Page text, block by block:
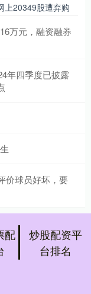
上20349股遭弃购
万元，融资融券
年四季度已披露
价球员好坏，要
配
炒股配资平
台排名